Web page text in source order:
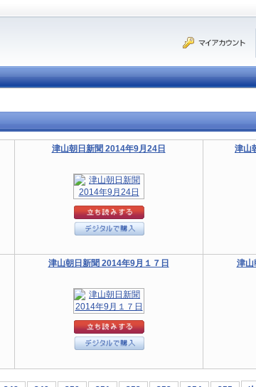
津山朝日新聞 2014年9月24日 津山
津山朝日新聞 2014年9月１７日 津山